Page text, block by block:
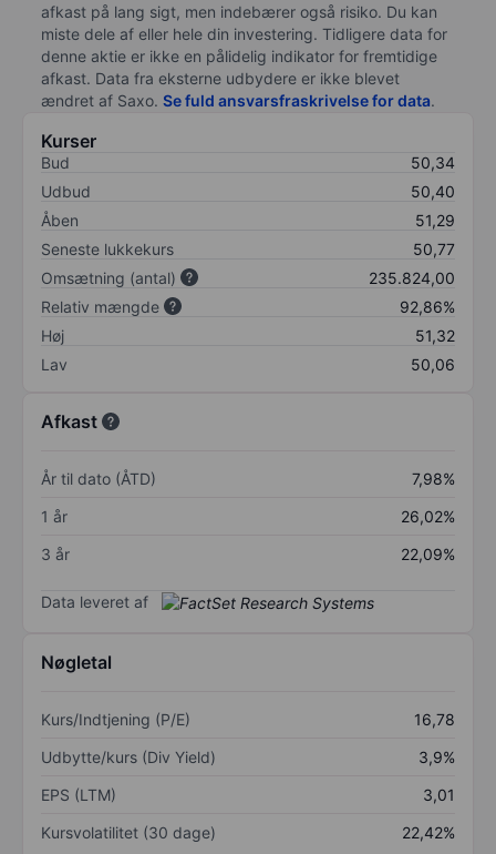
afkast på lang sigt, men indebærer også risiko. Du kan
miste dele af eller hele din investering. Tidligere data for
denne aktie er ikke en pålidelig indikator for fremtidige
afkast. Data fra eksterne udbydere er ikke blevet
ændret af Saxo. Se fuld ansvarsfraskrivelse for data.
Kurser
Bud
50,34
Udbud
50,40
Åben
51,29
Seneste lukkekurs
50,77
Omsætning (antal)
235.824,00
Relativ mængde
92,86%
Høj
51,32
Lav
50,06
Afkast
År til dato (ÅTD)
7,98%
1 år
26,02%
3 år
22,09%
Data leveret af
Nøgletal
Kurs/Indtjening (P/E)
16,78
Udbytte/kurs (Div Yield)
3,9%
EPS (LTM)
3,01
Kursvolatilitet (30 dage)
22,42%